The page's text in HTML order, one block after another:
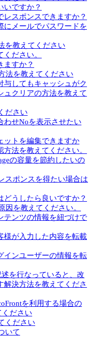
いですか？
レスポンスできますか？
にメールでパスワードを
を教えてください
ださい。
ますか？
法を教えてください
与してもキャッシュがク
ュクリアの方法を教えて
ださい
わせNoを表示させたい
ットを編集できますか
法を教えてください。
の容量を節約したいの
スポンスを得たい場合は
うしたら良いですか？
因を教えてください。
テンツの情報を紐づけで
様が入力した内容を転載
インユーザーの情報を転
を行なっていると、改
決方法を教えてくださ
を利用する場合の
ださい
ください
いて